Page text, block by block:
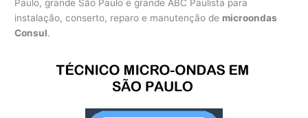
Paulo, grande São Paulo e grande ABC Paulista para
instalação, conserto, reparo e manutenção de microondas
Consul.